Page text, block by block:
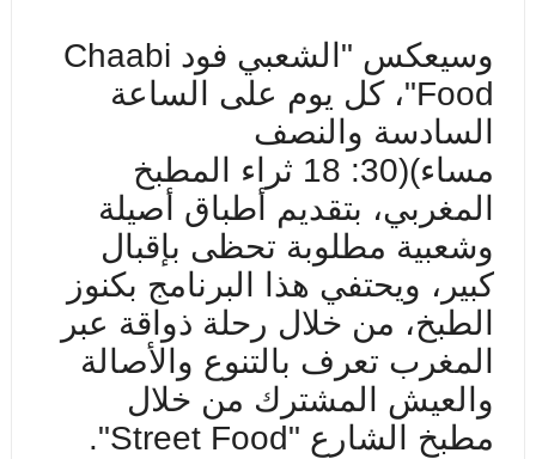
وسيعكس "الشعبي فود Chaabi
Food"، كل يوم على الساعة
السادسة والنصف
مساء(
18 :30) ثراء المطبخ
المغربي، بتقديم أطباق أصيلة
وشعبية مطلوبة تحظى بإقبال
كبير، ويحتفي هذا البرنامج بكنوز
الطبخ، من خلال رحلة ذواقة عبر
المغرب تعرف بالتنوع والأصالة
والعيش المشترك من خلال
مطبخ الشارع "Street Food
".